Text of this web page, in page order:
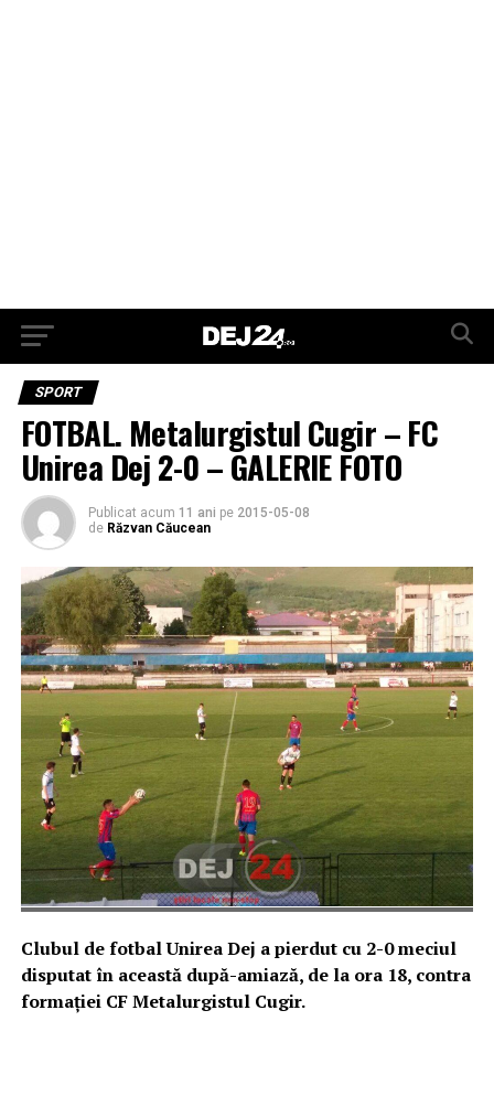
SPORT
FOTBAL. Metalurgistul Cugir – FC
Unirea Dej 2-0 – GALERIE FOTO
Publicat acum 11 ani pe 2015-05-08
de Răzvan Căucean
Clubul de fotbal Unirea Dej a pierdut cu 2-0 meciul
disputat în această după-amiază, de la ora 18, contra
formației CF Metalurgistul Cugir.